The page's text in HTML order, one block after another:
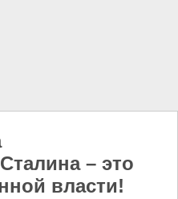
– это
власти!